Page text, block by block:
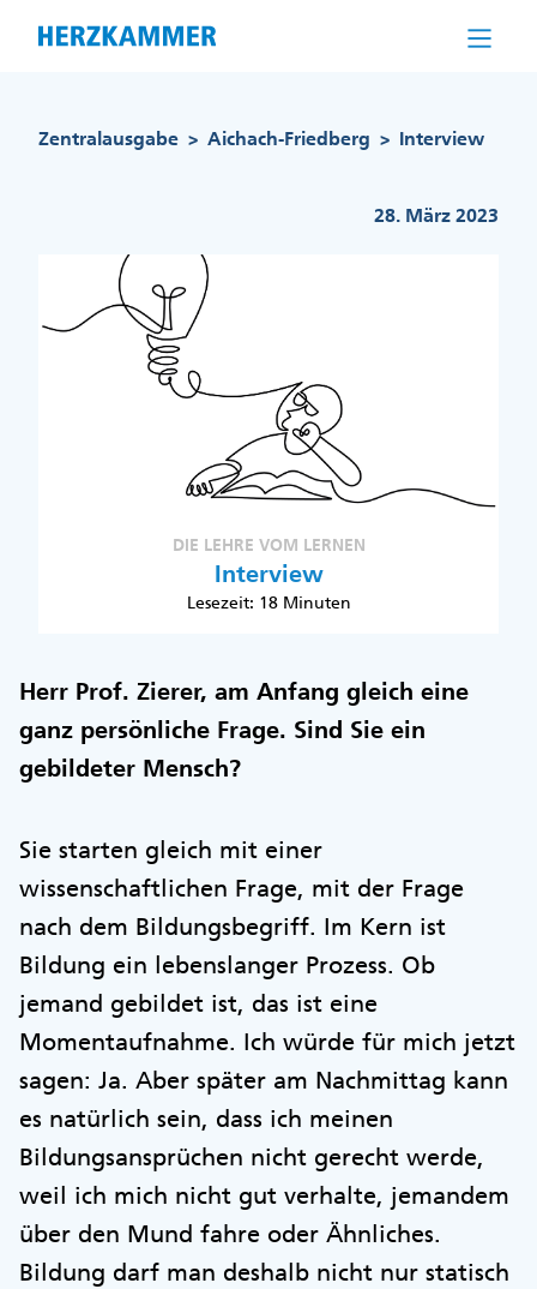
Zentralausgabe > Aichach-Friedberg > Interview
28. März 2023
DIE LEHRE VOM LERNEN
Interview
Lesezeit: 18 Minuten
Herr Prof. Zierer, am Anfang gleich eine
ganz persönliche Frage. Sind Sie ein
gebildeter Mensch?
Sie starten gleich mit einer
wissenschaftlichen Frage, mit der Frage
nach dem Bildungsbegriff. Im Kern ist
Bildung ein lebenslanger Prozess. Ob
jemand gebildet ist, das ist eine
Momentaufnahme. Ich würde für mich jetzt
sagen: Ja. Aber später am Nachmittag kann
es natürlich sein, dass ich meinen
Bildungsansprüchen nicht gerecht werde,
weil ich mich nicht gut verhalte, jemandem
über den Mund fahre oder Ähnliches.
Bildung darf man deshalb nicht nur statisch